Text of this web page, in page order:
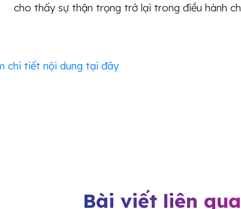
cho thấy sự thận trọng trở lại trong điều hành
chi tiết nội dung tại đây
Bài viết liên